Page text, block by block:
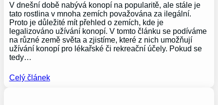
V dnešní době nabývá konopí na popularitě, ale stále je
tato rostlina v mnoha zemích považována za ilegální.
Proto je důležité mít přehled o zemích, kde je
legalizováno užívání konopí. V tomto článku se podíváme
na různé země světa a zjistíme, které z nich umožňují
užívání konopí pro lékařské či rekreační účely. Pokud se
tedy…
Celý článek